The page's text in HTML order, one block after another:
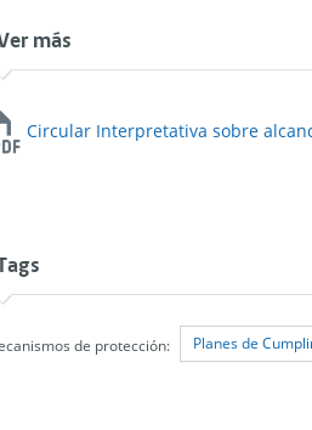
más
Circular Interpretativa sobre
de protección: Planes de